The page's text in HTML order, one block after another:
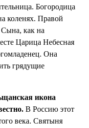
Богородица
коленях. Правой
Сына, как на
Царица Небесная
Она
грядущие
икона
В Россию этот
века. Святыня